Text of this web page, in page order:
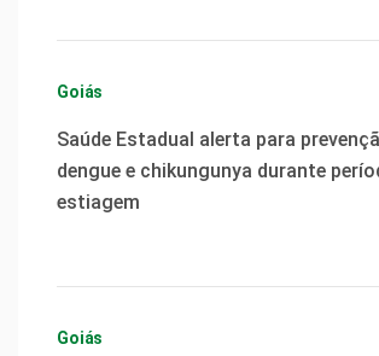
Goiás
Saúde Estadual alerta para
dengue e chikungunya durante
estiagem
Goiás